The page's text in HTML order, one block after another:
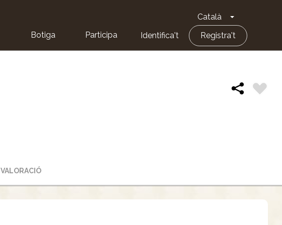
Català Toggle
Botiga Participa Identifica't Registra't
VALORACIÓ